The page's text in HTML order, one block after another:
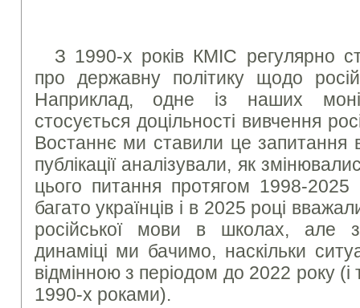
З 1990-х років КМІС регулярно
про державну політику щодо
Наприклад, одне із наших
стосується доцільності вивчення
Востаннє ми ставили це запитання
публікації аналізували, як
цього питання протягом 1998-2025
багато українців і в 2025 році
російської мови в школах, але
динаміці ми бачимо, наскільки
відмінною з періодом до 2022 року
1990-х роками).